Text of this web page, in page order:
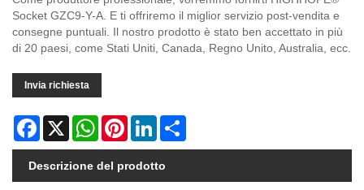
Socket GZC9-Y-A. E ti offriremo il miglior servizio post-vendita e
consegne puntuali. Il nostro prodotto è stato ben accettato in più
di 20 paesi, come Stati Uniti, Canada, Regno Unito, Australia, ecc.
Invia richiesta
Facebook
X WhatsAppPinterestLinkedIn
Descrizione del prodotto